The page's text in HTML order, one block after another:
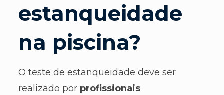
estanqueidade
na piscina?
O teste de estanqueidade deve ser
realizado por profissionais